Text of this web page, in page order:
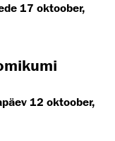
17 oktoober,
12 oktoober,